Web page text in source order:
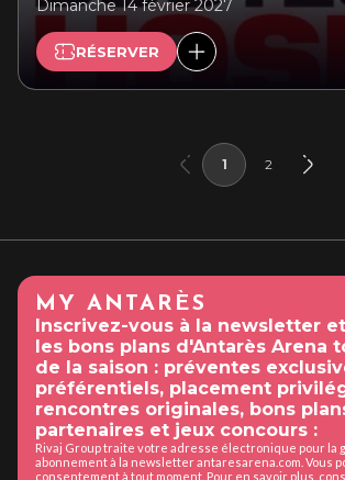
Dimanche 14 février 2027
RÉSERVER
1 2
MY ANTARÈS
Inscrivez-vous à la newsletter
les bons plans d'Antarès Arena
de la saison : préventes
préférentiels, placement
rencontres originales, bons
partenaires et jeux concours :
Rivaj Group traite votre adresse électronique pour la
abonnement à la newsletter antaresarena.com. Vous
consentement à tout moment. Pour en savoir plus,